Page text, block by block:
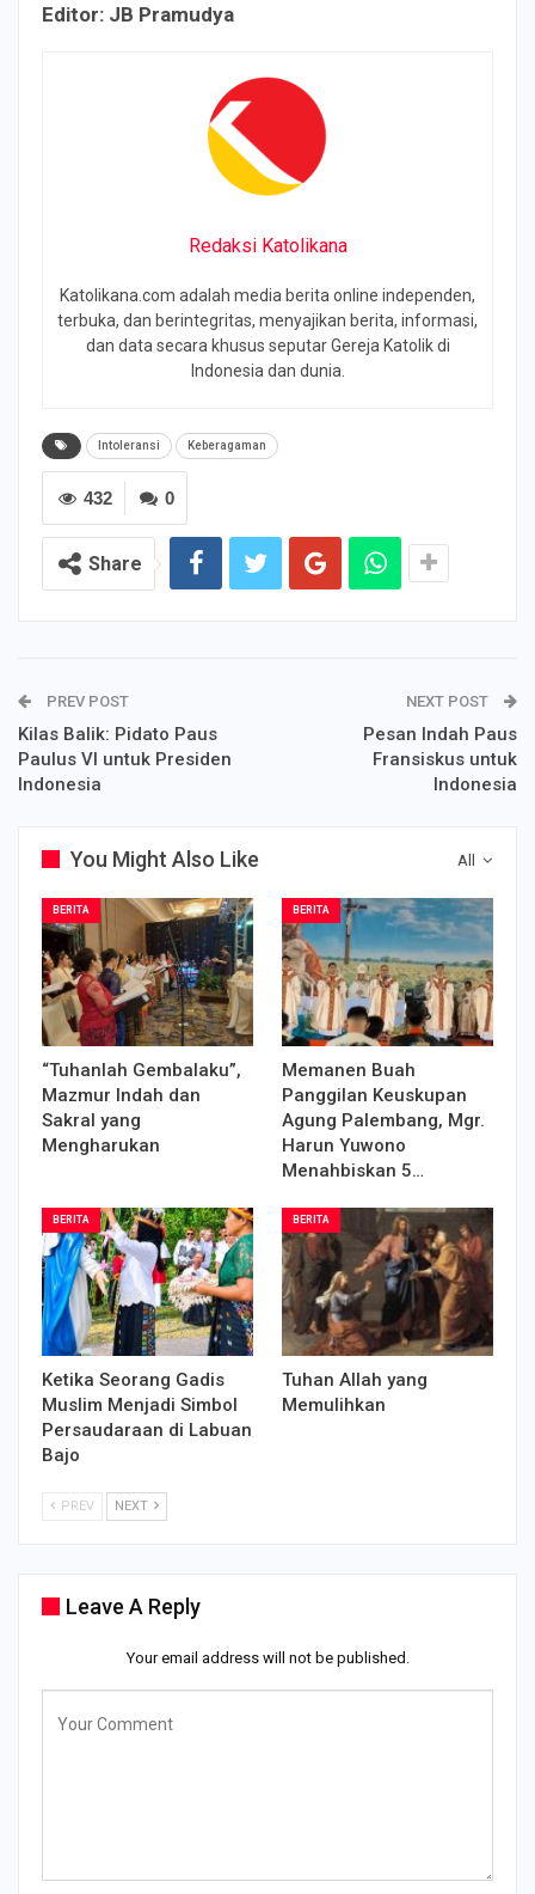
Editor: JB Pramudya
Redaksi Katolikana
Katolikana.com adalah media berita online independen,
terbuka, dan berintegritas, menyajikan berita, informasi,
dan data secara khusus seputar Gereja Katolik di
Indonesia dan dunia.
Intoleransi Keberagaman
0
432
Share
PREV POST
Kilas Balik: Pidato Paus
Paulus VI untuk Presiden
Indonesia
NEXT POST
Pesan Indah Paus
Fransiskus untuk
Indonesia
All
You Might Also Like
BERITA
“Tuhanlah Gembalaku”,
Mazmur Indah dan
Sakral yang
Mengharukan
BERITA
Memanen Buah
Panggilan Keuskupan
Agung Palembang, Mgr.
Harun Yuwono
Menahbiskan 5…
BERITA
Ketika Seorang Gadis
Muslim Menjadi Simbol
Persaudaraan di Labuan
Bajo
BERITA
Tuhan Allah yang
Memulihkan
PREV NEXT
Leave A Reply
Your email address will not be published.